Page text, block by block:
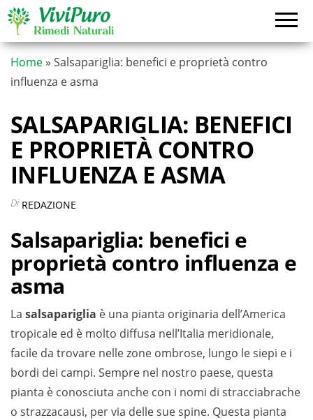
Vai
contenuto
Home » Salsapariglia: benefici e proprietà contro
influenza e asma
SALSAPARIGLIA: BENEFICI
E PROPRIETÀ CONTRO
INFLUENZA E ASMA
Di REDAZIONE
Salsapariglia: benefici e
proprietà contro influenza e
asma
La salsapariglia è una pianta originaria dell’America
tropicale ed è molto diffusa nell’Italia meridionale,
facile da trovare nelle zone ombrose, lungo le siepi e i
bordi dei campi. Sempre nel nostro paese, questa
pianta è conosciuta anche con i nomi di stracciabrache
o strazzacausi, per via delle sue spine. Questa pianta